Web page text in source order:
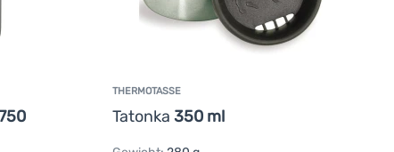
dass ihre Lebensdauer maximal verlängert
THERMOTASSE
Tatonka350 ml